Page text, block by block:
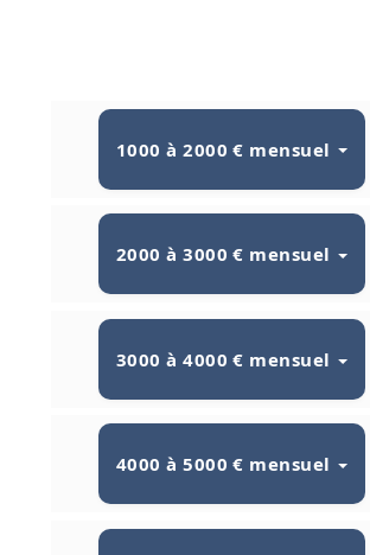
1000 à 2000 € mensuel
2000 à 3000 € mensuel
3000 à 4000 € mensuel
4000 à 5000 € mensuel